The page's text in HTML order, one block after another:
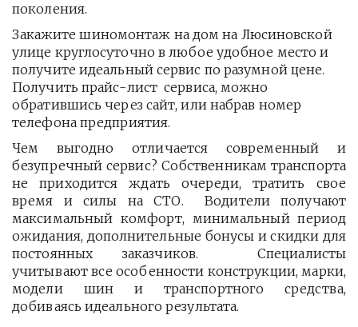
поколения.
Закажите шиномонтаж на дом на Люсиновской
улице круглосуточно в любое удобное место и
получите идеальный сервис по разумной цене.
Получить прайс-лист  сервиса, можно
обратившись через сайт, или набрав номер
телефона предприятия.
Чем выгодно отличается современный и
безупречный сервис? Собственникам транспорта
не приходится ждать очереди, тратить свое
время и силы на СТО. Водители получают
максимальный комфорт, минимальный период
ожидания, дополнительные бонусы и скидки для
постоянных заказчиков. Специалисты
учитывают все особенности конструкции, марки,
модели шин и транспортного средства,
добиваясь идеального результата.